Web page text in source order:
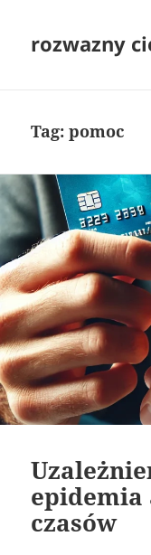
rozwazny
Tag:pomoc
czasów